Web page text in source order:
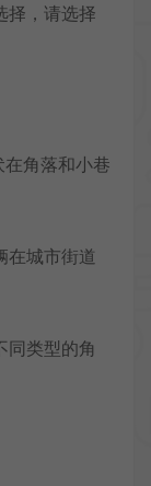
择，请选择
角落和小巷
在城市街道
同类型的角